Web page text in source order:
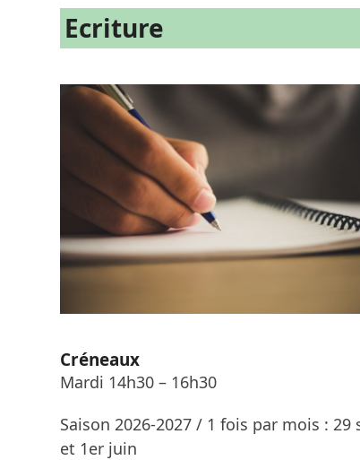
Ecriture
Créneaux
Mardi 14h30 – 16h30
Saison 2026-2027 / 1 fois par mois :
et 1er juin